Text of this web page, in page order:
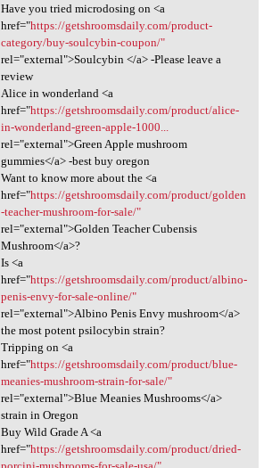
Have you tried microdosing on <a
href="https://getshroomsdaily.com/product-
category/buy-soulcybin-coupon/"
rel="external">Soulcybin </a> -Please leave a
review
Alice in wonderland <a
href="https://getshroomsdaily.com/product/alice-
in-wonderland-green-apple-1000...
rel="external">Green Apple mushroom
gummies</a> -best buy oregon
Want to know more about the <a
href="https://getshroomsdaily.com/product/golden
-teacher-mushroom-for-sale/"
rel="external">Golden Teacher Cubensis
Mushroom</a>?
Is <a
href="https://getshroomsdaily.com/product/albino-
penis-envy-for-sale-online/"
rel="external">Albino Penis Envy mushroom</a>
the most potent psilocybin strain?
Tripping on <a
href="https://getshroomsdaily.com/product/blue-
meanies-mushroom-strain-for-sale/"
rel="external">Blue Meanies Mushrooms</a>
strain in Oregon
Buy Wild Grade A <a
href="https://getshroomsdaily.com/product/dried-